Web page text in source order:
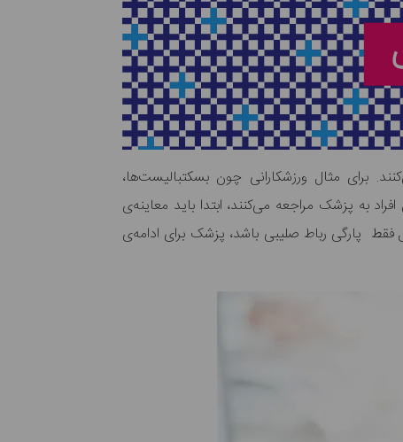
برای مثال ورزشکارانی چون بسکتبالیست‌ها،
به پزشک مراجعه می‌کنند، ابتدا باید معاینه‌ی
پارگی رباط صلیبی باشد، پزشک برای ادامه‌ی